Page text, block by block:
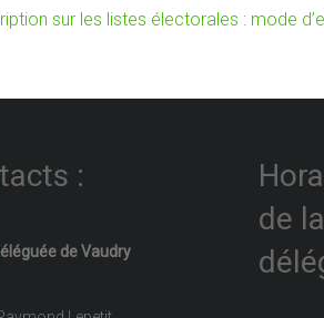
sur les listes électorales : mode
:
de Vaudry
de